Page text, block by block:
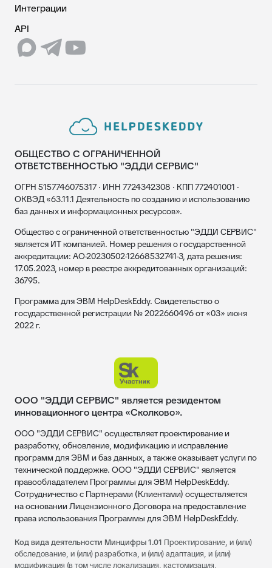
Интеграции
API
ОБЩЕСТВО С ОГРАНИЧЕННОЙ
ОТВЕТСТВЕННОСТЬЮ "ЭДДИ СЕРВИС"
ОГРН 5157746075317 · ИНН 7724342308 · КПП 772401001 ·
ОКВЭД «63.11.1 Деятельность по созданию и использованию
баз данных и информационных ресурсов».
Общество с ограниченной ответственностью "ЭДДИ СЕРВИС"
является ИТ компанией. Номер решения о государственной
аккредитации: АО-20230502-12668532741-3, дата решения:
17.05.2023, номер в реестре аккредитованных организаций:
36795.
Программа для ЭВМ HelpDeskEddy. Свидетельство о
государственной регистрации № 2022660496 от «03» июня
2022 г.
ООО "ЭДДИ СЕРВИС" является резидентом
инновационного центра «Сколково».
ООО "ЭДДИ СЕРВИС" осуществляет проектирование и
разработку, обновление, модификацию и исправление
программ для ЭВМ и баз данных, а также оказывает услуги по
технической поддержке. ООО "ЭДДИ СЕРВИС" является
правообладателем Программы для ЭВМ HelpDeskEddy.
Сотрудничество с Партнерами (Клиентами) осуществляется
на основании Лицензионного Договора на предоставление
права использования Программы для ЭВМ HelpDeskEddy.
Код вида деятельности Минцифры 1.01 Проектирование, и (или)
обследование, и (или) разработка, и (или) адаптация, и (или)
модификация (в том числе локализация, кастомизация,